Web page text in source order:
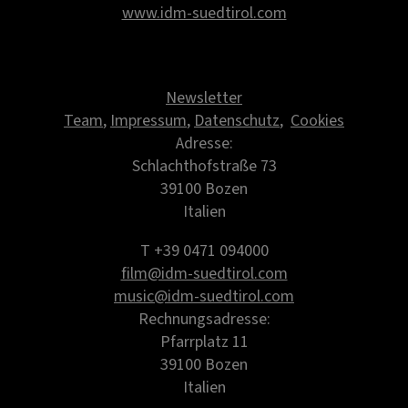
www.idm-suedtirol.com
Newsletter
Team,Impressum,Datenschutz, Cookies
Adresse:
Schlachthofstraße 73
39100 Bozen
Italien
T +39 0471 094000
film@idm-suedtirol.com
music@idm-suedtirol.com
Rechnungsadresse:
Pfarrplatz 11
39100 Bozen
Italien